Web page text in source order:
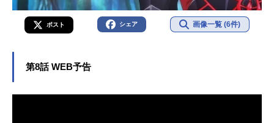
ポスト シェア 画像一覧 (6件)
第8話 WEB予告